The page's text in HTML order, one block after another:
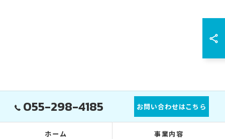
055-298-4185 お問い合わせはこちら
ホーム 事業内容